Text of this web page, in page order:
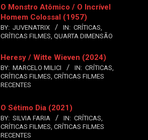
O Monstro Atômico / O Incrível
Homem Colossal (1957)
BY: JUVENATRIX IN: CRÍTICAS,
CRÍTICAS FILMES, QUARTA DIMENSÃO
Heresy / Witte Wieven (2024)
BY: MARCELO MILICI IN: CRÍTICAS,
CRÍTICAS FILMES, CRÍTICAS FILMES
RECENTES
O Sétimo Dia (2021)
BY: SILVIA FARIA IN: CRÍTICAS,
CRÍTICAS FILMES, CRÍTICAS FILMES
RECENTES